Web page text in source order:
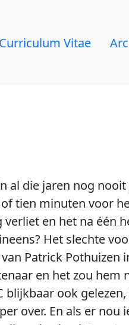
Curriculum Vitae
al die jaren nog
tien minuten voor
en het na één
Het slechte
Patrick Pothuizen
en het zou
blijkbaar ook
over. En als er nou